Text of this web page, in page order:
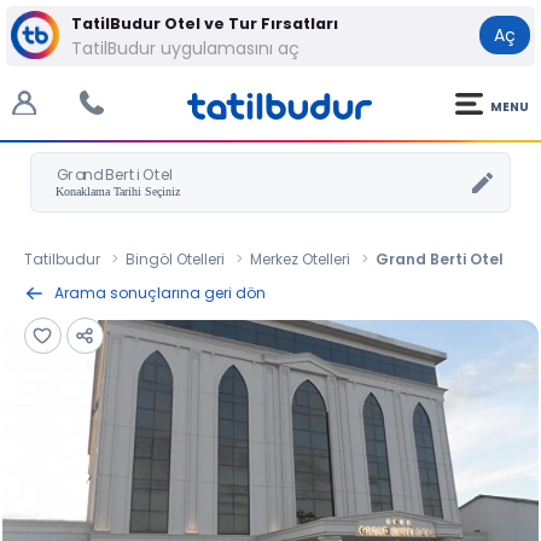
TatilBudur Otel ve Tur Fırsatları
TatilBudur uygulamasını aç
Aç
MENU
Grand Berti Otel
Tatilbudur Bingöl Otelleri Merkez Otelleri
Grand Berti Otel
Arama sonuçlarına geri dön